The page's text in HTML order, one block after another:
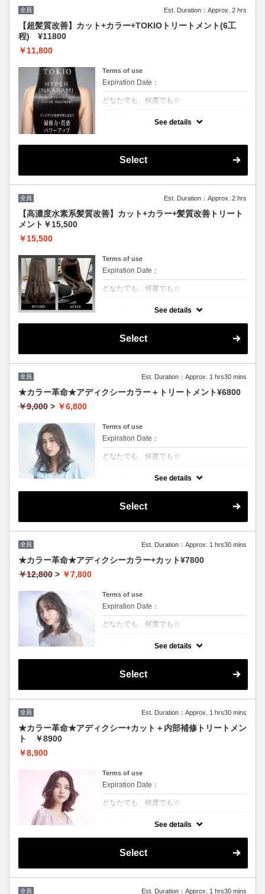
全員 Est. Duration：Approx. 2 hrs
【超髪質改善】カット+カラー+TOKIOトリートメント(6工
程) ¥11800
￥11,800
Terms of use
Expiration Date：
どなたでも、何度でも☆
留シリコンを除去し、トリートメント効果を
綺麗に致します。
See details
Select
全員 Est. Duration：Approx. 2 hrs
【高濃度水素系髪質改善】カット+カラー+髪質改善トリート
メント￥15,500
￥15,500
Terms of use
Expiration Date：
どなたでも、何度でも☆
ートメント！高濃度水素で抗酸化を促し水分
量を底上げします◎カラーとの相性が抜群
で、今まで見た事が無いような艶が出ます。
See details
Select
全員 Est. Duration：Approx. 1 hrs30 mins
★カラー革命★アディクシーカラー＋トリートメント¥6800
￥9,000 > ￥6,800
Terms of use
Expiration Date：
どなたでも、何度でも☆
「ツヤ」「手触り」が格段にＵＰ！ダメージ
が1/5のため、綺麗な色味で毎回染められま
す。/ロング料金無/コテ巻無料/当日予約OK
りだけのカットの場合（＋1000円）
See details
Select
全員 Est. Duration：Approx. 1 hrs30 mins
★カラー革命★アディクシーカラー+カット¥7800
￥12,800 > ￥7,800
Terms of use
Expiration Date：
どなたでも、何度でも☆
「ツヤ」「手触り」が格段にＵＰ！ダメージ
が1/5のため、綺麗な色味で毎回染められま
★ロング料金無
★シャンプー・ブロー込
See details
Select
全員 Est. Duration：Approx. 1 hrs30 mins
★カラー革命★アディクシー+カット＋内部補修トリートメン
ト ￥8900
￥8,900
Terms of use
Expiration Date：
どなたでも、何度でも☆
さ」「透明感」「ツヤ」「手触り」が格段に
UP！ダメージが1/5のため、綺麗な色味を毎
回染められます。 パサつきを抑えまとまりの
See details
Select
全員 Est. Duration：Approx. 1 hrs30 mins